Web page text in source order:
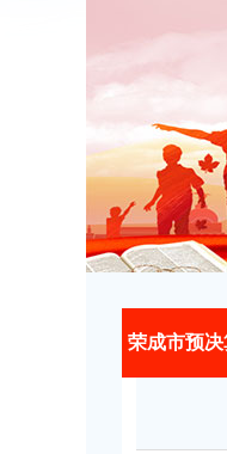
荣成市预决